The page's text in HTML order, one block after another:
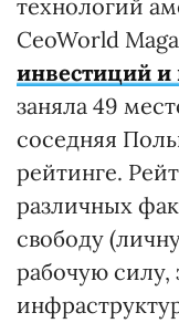
технологий
CeoWorld
инвестиций и
заняла 49
соседняя
рейтинге.
различных
свободу
рабочую силу,